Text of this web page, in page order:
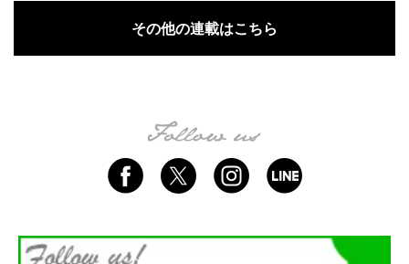
その他の連載はこちら